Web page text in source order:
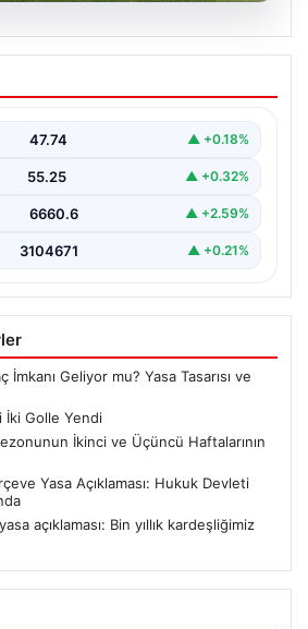
City’yi İki Golle Yendi
Frankfurt, hazırlık dönemi
47.74 ▲ +0.18%
55.25 ▲ +0.32%
6660.6 ▲ +2.59%
3104671 ▲ +0.21%
İmkanı Geliyor mu? Yasa Tasarısı ve
İki Golle Yendi
İkinci ve Üçüncü Haftalarının
Yasa Açıklaması: Hukuk Devleti
açıklaması: Bin yıllık kardeşliğimiz